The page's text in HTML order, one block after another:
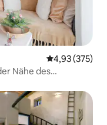
4,93 (375)
Nähe des